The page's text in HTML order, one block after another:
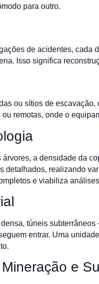
para outro.
de acidentes, cada
Isso significa
ou sítios de
remotas, onde o
a densidade da
detalhados, realizando
e viabiliza
túneis
entrar. Uma
e